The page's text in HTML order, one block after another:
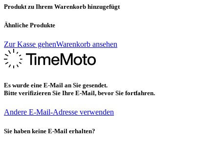
Produkt zu Ihrem Warenkorb hinzugefügt
Ähnliche Produkte
Zur Kasse gehenWarenkorb ansehen
Es wurde eine E-Mail an Sie gesendet.
Bitte verifizieren Sie Ihre E-Mail, bevor Sie fortfahren.
Andere E-Mail-Adresse verwenden
Sie haben keine E-Mail erhalten?